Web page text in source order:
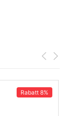
Rabatt 8%